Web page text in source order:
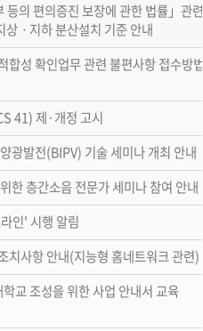
등의 편의증진 보장에 관한 법률」관련
ㆍ지하 분산설치 기준 안내
합성 확인업무 관련 불편사항 접수방
41) 제·개정 고시
광발전(BIPV) 기술 세미나 개최 안내
한 층간소음 전문가 세미나 참여 안내
인' 시행 알림
치사항 안내(지능형 홈네트워크 관련)
교 조성을 위한 사업 안내서 교육